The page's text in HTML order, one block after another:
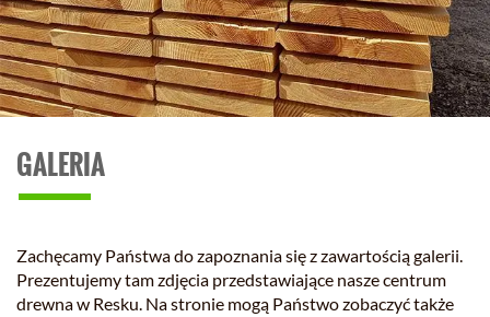
GALERIA
Zachęcamy Państwa do zapoznania się z zawartością galerii.
Prezentujemy tam zdjęcia przedstawiające nasze centrum
drewna w Resku. Na stronie mogą Państwo zobaczyć także